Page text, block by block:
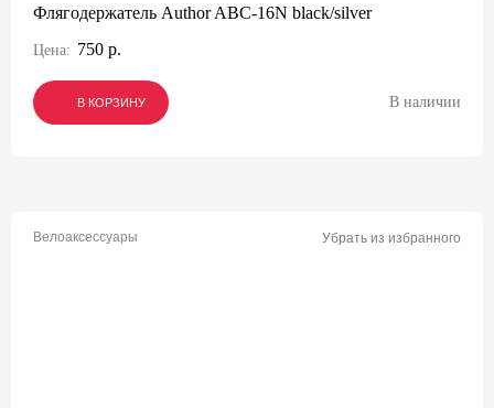
Флягодержатель Author ABC-16N black/silver
Цена: 750 р.
В КОРЗИНУ
В КОРЗИНУ
В КОРЗИНУ В наличии
Велоаксессуары Убрать из избранного